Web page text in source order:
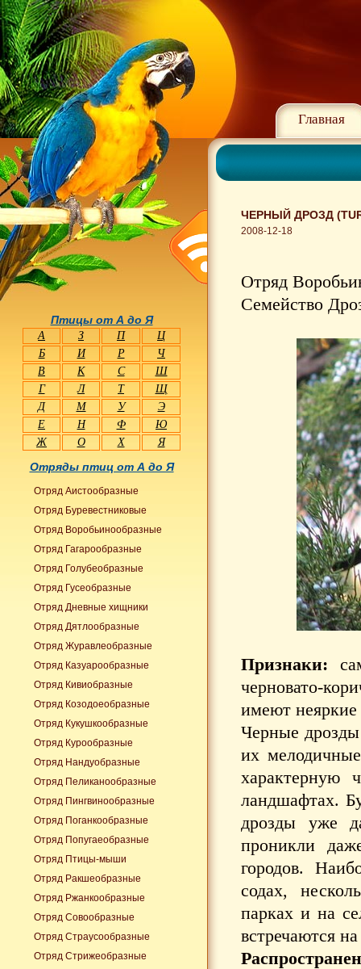
Главная
ЧЕРНЫЙ ДРОЗД
2008-12-18
Отряд
Семейство
Признаки:
черновато-
имеют
Черные
их
характерную
ландшафтах.
дрозды уже
проникли
городов.
содах,
парках и на
встречаются
Птицы от А до Я
А З П
Ц
Б
И Р
Ч
В
К С
Ш
Г
Л Т
Щ
Д
М У
Э
Е
Н Ф
Ю
Ж
О Х Я
Отряды птиц от А до Я
Отряд Аистообразные
Отряд Буревестниковые
Отряд Воробьинообразные
Отряд Гагарообразные
Отряд Голубеобразные
Отряд Гусеобразные
Отряд Дневные хищники
Отряд Дятлообразные
Отряд Журавлеобразные
Отряд Казуарообразные
Отряд Кивиобразные
Отряд Козодоеобразные
Отряд Кукушкообразные
Отряд Курообразные
Отряд Нандуобразные
Отряд Пеликанообразные
Отряд Пингвинообразные
Отряд Поганкообразные
Отряд Попугаеобразные
Отряд Птицы-мыши
Отряд Ракшеобразные
Отряд Ржанкообразные
Отряд Совообразные
Отряд Страусообразные
Отряд Стрижеобразные